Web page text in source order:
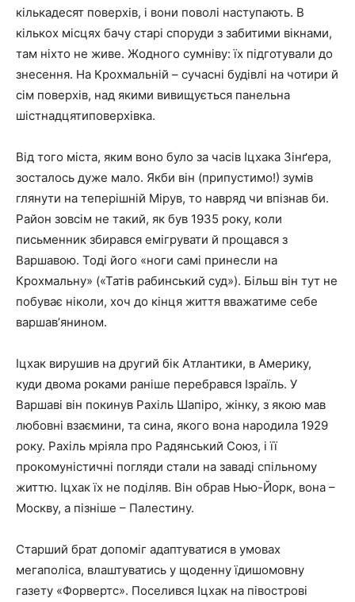
кількадесят поверхів, і вони поволі наступають. В
кількох місцях бачу старі споруди з забитими вікнами,
там ніхто не живе. Жодного сумніву: їх підготували до
знесення. На Крохмальній – сучасні будівлі на чотири й
сім поверхів, над якими вивищується панельна
шістнадцятиповерхівка.
Від того міста, яким воно було за часів Іцхака Зінґера,
зосталось дуже мало. Якби він (припустимо!) зумів
глянути на теперішній Мірув, то навряд чи впізнав би.
Район зовсім не такий, як був 1935 року, коли
письменник збирався емігрувати й прощався з
Варшавою. Тоді його «ноги самі принесли на
Крохмальну» («Татів рабинський суд»). Більш він тут не
побуває ніколи, хоч до кінця життя вважатиме себе
варшавʼянином.
Іцхак вирушив на другий бік Атлантики, в Америку,
куди двома роками раніше перебрався Ізраїль. У
Варшаві він покинув Рахіль Шапіро, жінку, з якою мав
любовні взаємини, та сина, якого вона народила 1929
року. Рахіль мріяла про Радянський Союз, і її
прокомуністичні погляди стали на заваді спільному
життю. Іцхак їх не поділяв. Він обрав Нью-Йорк, вона –
Москву, а пізніше – Палестину.
Старший брат допоміг адаптуватися в умовах
мегаполіса, влаштуватись у щоденну їдишомовну
газету «Форвертс». Поселився Іцхак на півострові